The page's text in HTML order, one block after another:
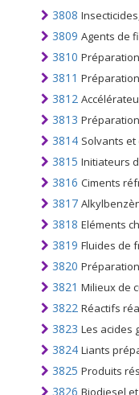
3808 Insecticides, rodenticides, fongicides, herbicides,
3809 Agents de finition, supports de colorants pour
3810 Préparations de décapage de métaux; flux, etc.,
3811 Préparations antidétonantes, inhibiteurs
3812 Accélérateurs de caoutchouc préparés; plastifiants
3813 Préparations et
3814 Solvants et diluants
3815 Initiateurs de
3816 Ciments réfractaires,
3817 Alkylbenzènes en
3818 Eléments chimiques dopés pour
3819 Fluides de freins hydrauliques et autres
3820
3821 Milieux de culture préparés pour le
3822 Réactifs réactifs de diagnostic ou de laboratoire
3823 Les acides gras
3824 Liants préparés pour moules ou noyaux de fonderie;
3825 Produits résiduaires des industries
3826 Biodiesel et leurs mélanges;